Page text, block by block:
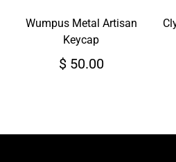
Wumpus Metal Artisan
Keycap
$ 50.00